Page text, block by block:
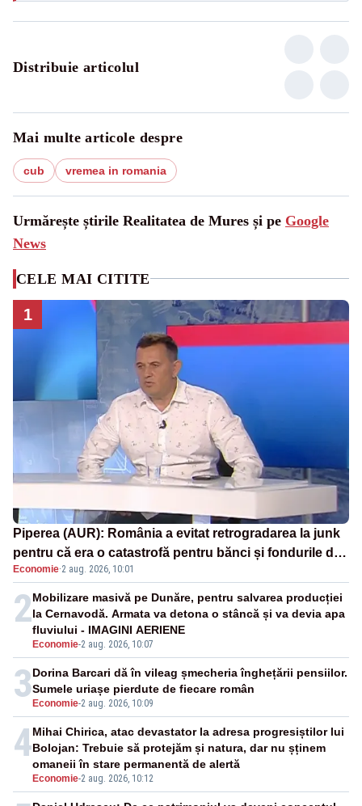
Distribuie articolul
Mai multe articole despre
cub vremea in romania
Urmărește știrile Realitatea de Mures și pe Google
News
CELE MAI CITITE
1
Piperea (AUR): România a evitat retrogradarea la junk
pentru că era o catastrofă pentru bănci și fondurile de
pensii
Economie·2 aug. 2026, 10:01
2
Economie-2 aug. 2026, 10:07
Mobilizare masivă pe Dunăre, pentru salvarea producției
la Cernavodă. Armata va detona o stâncă și va devia apa
fluviului - IMAGINI AERIENE
3 Economie-2 aug. 2026, 10:09
Dorina Barcari dă în vileag șmecheria înghețării pensiilor.
Sumele uriașe pierdute de fiecare român
4
Economie-2 aug. 2026, 10:12
Mihai Chirica, atac devastator la adresa progresiștilor lui
Bolojan: Trebuie să protejăm și natura, dar nu șținem
omaneii în stare permanentă de alertă